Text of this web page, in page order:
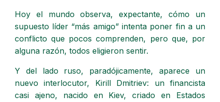
Hoy el mundo observa, expectante, cómo un
supuesto líder “más amigo” intenta poner fin a un
conflicto que pocos comprenden, pero que, por
alguna razón, todos eligieron sentir.
Y del lado ruso, paradójicamente, aparece un
nuevo interlocutor, Kirill Dmitriev: un financista
casi ajeno, nacido en Kiev, criado en Estados